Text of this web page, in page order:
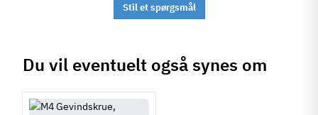
Stil et spørgsmål
Du vil eventuelt også synes om